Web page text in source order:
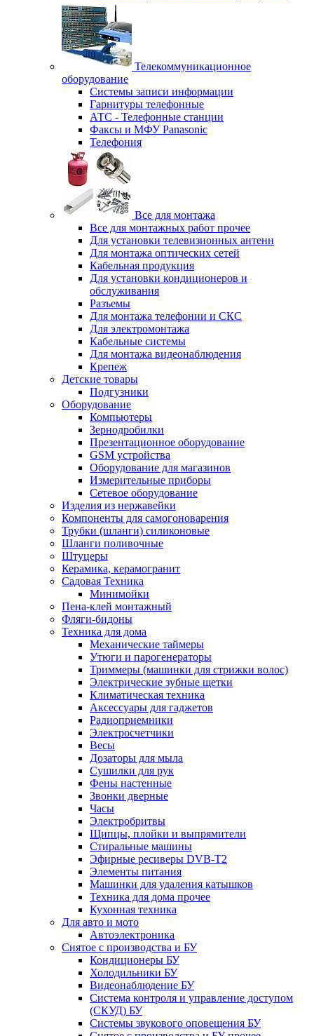
Телекоммуникационное
оборудование
Системы записи информации
Гарнитуры телефонные
АТС - Телефонные станции
Факсы и МФУ Panasonic
Телефония
Все для монтажа
Все для монтажных работ прочее
Для установки телевизионных антенн
Для монтажа оптических сетей
Кабельная продукция
Для установки кондиционеров и
обслуживания
Разъемы
Для монтажа телефонии и СКС
Для электромонтажа
Кабельные системы
Для монтажа видеонаблюдения
Крепеж
Детские товары
Подгузники
Оборудование
Компьютеры
Зернодробилки
Презентационное оборудование
GSM устройства
Оборудование для магазинов
Измерительные приборы
Сетевое оборудование
Изделия из нержавейки
Компоненты для самогоноварения
Трубки (шланги) силиконовые
Шланги поливочные
Штуцеры
Керамика, керамогранит
Садовая Техника
Минимойки
Пена-клей монтажный
Фляги-бидоны
Техника для дома
Механические таймеры
Утюги и парогенераторы
Триммеры (машинки для стрижки волос)
Электрические зубные щетки
Климатическая техника
Аксессуары для гаджетов
Радиоприемники
Электросчетчики
Весы
Дозаторы для мыла
Сушилки для рук
Фены настенные
Звонки дверные
Часы
Электробритвы
Щипцы, плойки и выпрямители
Стиральные машины
Эфирные ресиверы DVB-T2
Элементы питания
Машинки для удаления катышков
Техника для дома прочее
Кухонная техника
Для авто и мото
Автоэлектроника
Снятое с производства и БУ
Кондиционеры БУ
Холодильники БУ
Видеонаблюдение БУ
Система контроля и управление доступом
(СКУД) БУ
Системы звукового оповещения БУ